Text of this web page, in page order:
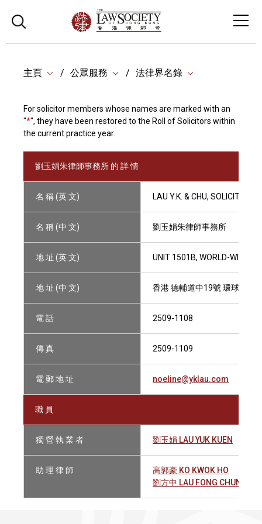
主頁 公眾服務 法律界名錄
For solicitor members whose names are marked with an
"*", they have been restored to the Roll of Solicitors within
the current practice year.
劉玉娟朱律師事務所 的 詳 情
名 稱 (英 文) LAU Y.K. & CHU, SOLICITORS
名 稱 (中 文) 劉玉娟朱律師事務所
地 址 (英 文) UNIT 1501B, WORLD-WIDE
地 址 (中 文) 香港 德輔道中19號 環球大廈
電 話 2509-1108
傳 真 2509-1109
電 郵 地 址 noeline@yklau.com
職 員
獨 營 執 業 者 劉玉娟 LAU YUK KUEN
助 理 律 師
高郭豪 KO KWOK HO
劉方中 LAU FONG CHUNG